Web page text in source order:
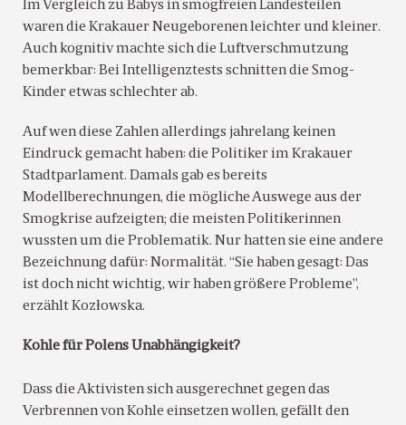
Im Vergleich zu Babys in smogfreien Landesteilen
waren die Krakauer Neugeborenen leichter und kleiner.
Auch kognitiv machte sich die Luftverschmutzung
bemerkbar: Bei Intelligenztests schnitten die Smog-
Kinder etwas schlechter ab.
Auf wen diese Zahlen allerdings jahrelang keinen
Eindruck gemacht haben: die Politiker im Krakauer
Stadtparlament. Damals gab es bereits
Modellberechnungen, die mögliche Auswege aus der
Smogkrise aufzeigten; die meisten Politikerinnen
wussten um die Problematik. Nur hatten sie eine andere
Bezeichnung dafür: Normalität. “Sie haben gesagt: Das
ist doch nicht wichtig, wir haben größere Probleme”,
erzählt Kozłowska.
Kohle für Polens Unabhängigkeit?
Dass die Aktivisten sich ausgerechnet gegen das
Verbrennen von Kohle einsetzen wollen, gefällt den